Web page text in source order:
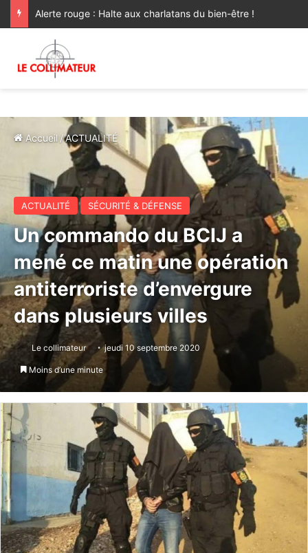
Alerte rouge : Halte aux charlatans du bien-être !
Accueil /ACTUALITÉ
ACTUALITÉ SÉCURITÉ & DÉFENSE
Un commando du BCIJ a
mené ce matin une opération
antiterroriste d’envergure
dans plusieurs villes
Le collimateur jeudi 10 septembre 2020
Moins d’une minute